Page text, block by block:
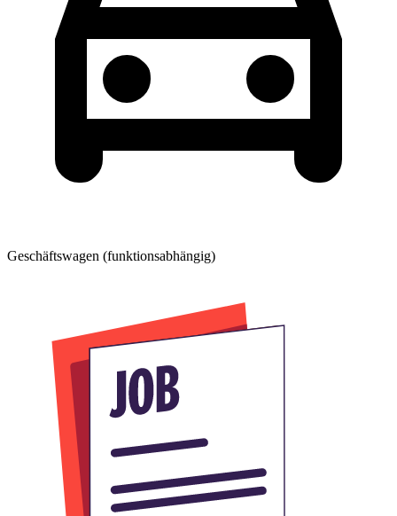
Geschäftswagen (funktionsabhängig)